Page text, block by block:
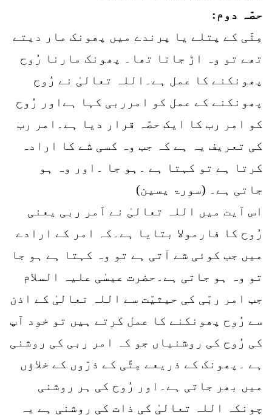
حصّہ دوم:
مِٹّی کے پتلے یا پرندے میں پھونک مار دیتے
تھے تو وہ اڑ جاتا تھا۔ پھونک مارنا رُوح
پھونکنے کا عمل ہے۔اللہ تعالیٰ نے رُوح
پھونکنے کے عمل کو امرربی کہا ہےاور رُوح
کو امر رب کا ایک حصّہ قرار دیا ہے۔امر رب
کی تعریف یہ ہے کہ جب وہ کسی شے کا ارادہ
کرتا ہے تو کہتا ہے ۔ہو جا ۔اور وہ ہو
جاتی ہے۔ (سورۃ یسین)
اس آیت میں اللہ تعالیٰ نے اَمر ربی یعنی
رُوح کا فارمولا بتایا ہے۔کہ امر کے ارادے
میں جب کوئی شے آتی ہے تو وہ کہتا ہے ہو جا
تو وہ ہو جاتی ہے۔حضرت عیسٰی علیہ السلام
جب امر ربّی کی حیثیّت سے اللہ تعالیٰ کے اذن
سے رُوح پھونکنے کا عمل کرتے ہیں تو خود آپ
کی رُوح کی روشنیاں جو کہ امر ربی کی روشنی
ہے ۔پھونک کے ذریعے مِٹّی کے ذرّوں کے خلاؤں
میں بھر جاتی ہے۔اور رُوح کی ہر روشنی
چونکہ اللہ تعالیٰ کی ذات کی روشنی ہے یہ